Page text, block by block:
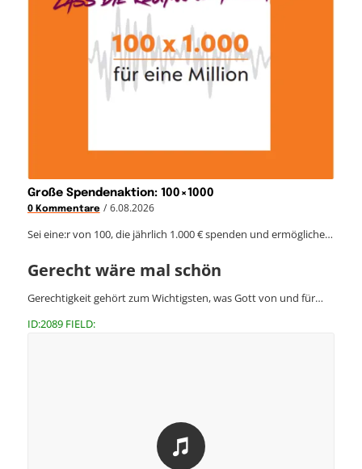
Große Spendenaktion: 100×1000
0 Kommentare / 6.08.2026
Sei eine:r von 100, die jährlich 1.000 € spenden und ermögliche…
Gerecht wäre mal schön
Gerechtigkeit gehört zum Wichtigsten, was Gott von und für…
ID:2089 FIELD: